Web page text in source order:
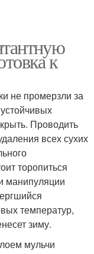
к
не промерзли за
Проводить
всех сухих
торопиться
манипуляции
температур,
зиму.
мульчи